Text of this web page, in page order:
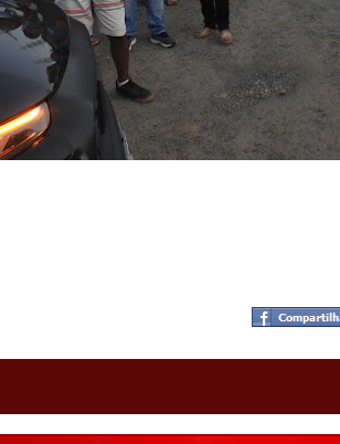
22:54